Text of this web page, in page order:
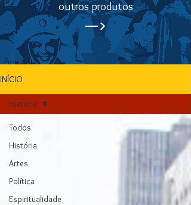
outros produtos
—>
INÍCIO
Todos
História
Artes
Política
Espiritualidade
História